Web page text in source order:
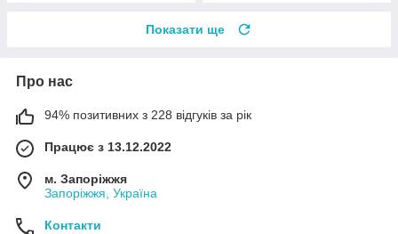
Показати ще
Про нас
94% позитивних з 228 відгуків за рік
Працює з 13.12.2022
м. Запоріжжя
Запоріжжя, Україна
Контакти